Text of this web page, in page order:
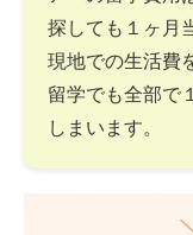
探しても１ヶ月
現地での生活費
留学でも全部で
しまいます。